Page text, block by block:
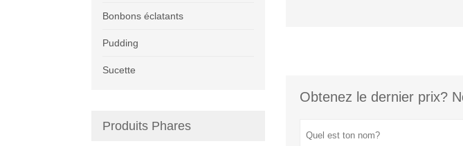
Obtenez le dernier prix?
Bonbons éclatants
Pudding
Sucette
Produits Phares